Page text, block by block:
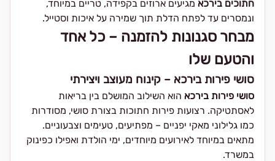
חתוכים בירכא מגיעים ארוזים בקפידה, טריים במיוחד,
ונמסרים עד לפתח הדלת תוך שמירה על איכות וסטייל.
מבחר סגנונות להזמנה – כל אחד
והטעם שלו
סושי פירות בירכא – קינוח מעוצב ויצירתי
סושי פירות בירכא הוא השילוב המושלם בין בריאות
לאסתטיקה. רצועות פירות חתוכות בצורת סושי, מסודרות
כמו גלילוני מאקי יפניים – מפתיעים, טעימים וצבעוניים.
מתאים במיוחד לאירועים מיוחדים, ימי הולדת ואפילו כפינוק
במשרד.